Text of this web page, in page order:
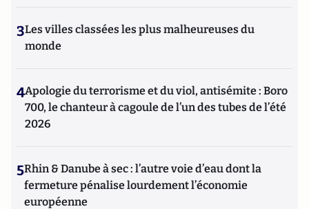
3Les villes classées les plus malheureuses du
monde
4Apologie du terrorisme et du viol, antisémite : Boro
700, le chanteur à cagoule de l’un des tubes de l’été
2026
5Rhin & Danube à sec : l’autre voie d’eau dont la
fermeture pénalise lourdement l’économie
européenne